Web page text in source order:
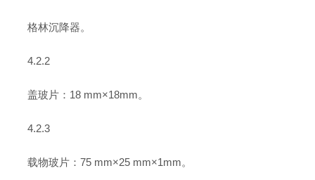
格林沉降器。
4.2.2
盖玻片：18 mm×18mm。
4.2.3
载物玻片：75 mm×25 mm×1mm。